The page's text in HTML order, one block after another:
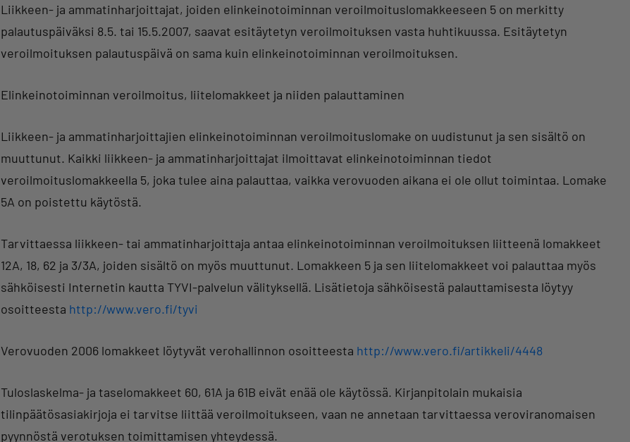
Liikkeen- ja ammatinharjoittajat, joiden elinkeinotoiminnan veroilmoituslomakkeeseen 5 on merkitty
palautuspäiväksi 8.5. tai 15.5.2007, saavat esitäytetyn veroilmoituksen vasta huhtikuussa. Esitäytetyn
veroilmoituksen palautuspäivä on sama kuin elinkeinotoiminnan veroilmoituksen.
Elinkeinotoiminnan veroilmoitus, liitelomakkeet ja niiden palauttaminen
Liikkeen- ja ammatinharjoittajien elinkeinotoiminnan veroilmoituslomake on uudistunut ja sen sisältö on
muuttunut. Kaikki liikkeen- ja ammatinharjoittajat ilmoittavat elinkeinotoiminnan tiedot
veroilmoituslomakkeella 5, joka tulee aina palauttaa, vaikka verovuoden aikana ei ole ollut toimintaa. Lomake
5A on poistettu käytöstä.
Tarvittaessa liikkeen- tai ammatinharjoittaja antaa elinkeinotoiminnan veroilmoituksen liitteenä lomakkeet
12A, 18, 62 ja 3/3A, joiden sisältö on myös muuttunut. Lomakkeen 5 ja sen liitelomakkeet voi palauttaa myös
sähköisesti Internetin kautta TYVI-palvelun välityksellä. Lisätietoja sähköisestä palauttamisesta löytyy
osoitteesta http://www.vero.fi/tyvi
Verovuoden 2006 lomakkeet löytyvät verohallinnon osoitteesta http://www.vero.fi/artikkeli/4448
Tuloslaskelma- ja taselomakkeet 60, 61A ja 61B eivät enää ole käytössä. Kirjanpitolain mukaisia
tilinpäätösasiakirjoja ei tarvitse liittää veroilmoitukseen, vaan ne annetaan tarvittaessa veroviranomaisen
pyynnöstä verotuksen toimittamisen yhteydessä.